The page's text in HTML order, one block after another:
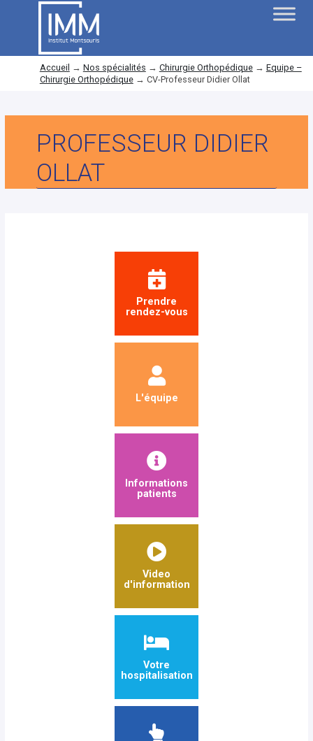
Accueil → Nos spécialités → Chirurgie Orthopédique→ Equipe –
Chirurgie Orthopédique→ CV-Professeur Didier Ollat
PROFESSEUR DIDIER
OLLAT
Prendre
rendez-vous
L'équipe
Informations
patients
Video
d'information
Votre
hospitalisation